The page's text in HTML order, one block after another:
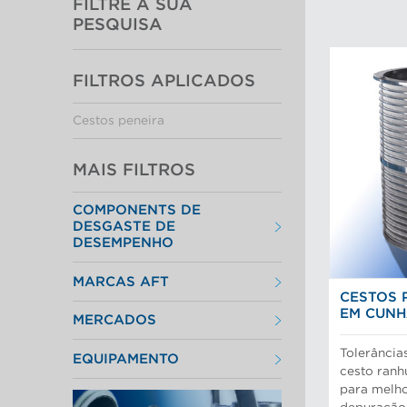
FILTRE A SUA
PESQUISA
FILTROS APLICADOS
Cestos peneira
MAIS FILTROS
COMPONENTS DE
DESGASTE DE
DESEMPENHO
Discos e insertos do refinador
Elementos do filtro
Placas depuradoras
Rotores de depurador
MARCAS AFT
Refinação Finebar
Sistemas de aproximação POM
Tecnologia Aikawa
MERCADOS
papel
Cilindros e placas industriais
Depuração e separação de
EQUIPAMENTO
Preparação do material
CESTOS
EM
cesto
para